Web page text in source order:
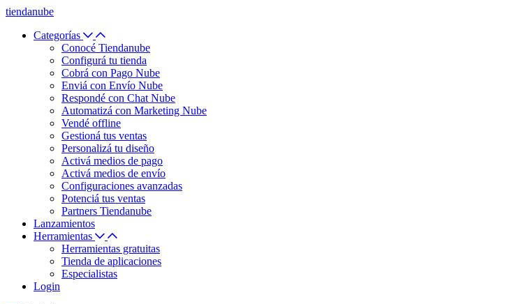
tiendanube
Categorías
Conocé Tiendanube
Configurá tu tienda
Cobrá con Pago Nube
Enviá con Envío Nube
Respondé con Chat Nube
Automatizá con Marketing Nube
Vendé offline
Gestioná tus ventas
Personalizá tu diseño
Activá medios de pago
Activá medios de envío
Configuraciones avanzadas
Potenciá tus ventas
Partners Tiendanube
Lanzamientos
Herramientas
Herramientas gratuitas
Tienda de aplicaciones
Especialistas
Login